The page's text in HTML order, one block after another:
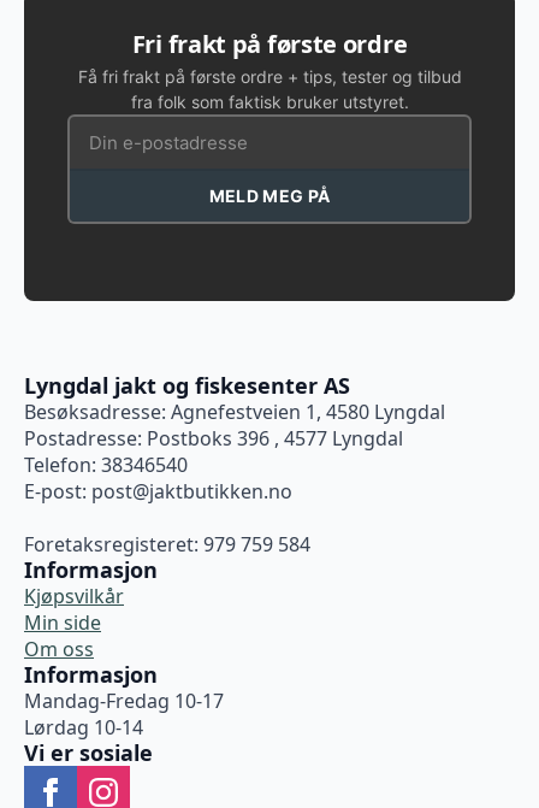
Fri frakt på første ordre
Få fri frakt på første ordre + tips, tester og tilbud
fra folk som faktisk bruker utstyret.
MELD MEG PÅ
Lyngdal jakt og fiskesenter AS
Besøksadresse: Agnefestveien 1, 4580 Lyngdal
Postadresse: Postboks 396 , 4577 Lyngdal
Telefon: 38346540
E-post: post@jaktbutikken.no
Foretaksregisteret: 979 759 584
Informasjon
Kjøpsvilkår
Min side
Om oss
Informasjon
Mandag-Fredag 10-17
Lørdag 10-14
Vi er sosiale